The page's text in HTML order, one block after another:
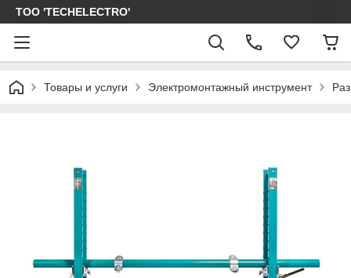
ТОО 'TECHELECTRO'
Товары и услуги Электромонтажный инструмент